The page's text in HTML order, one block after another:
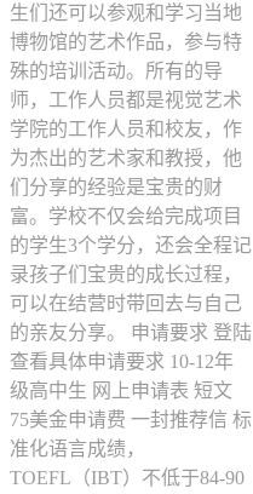
生们还可以参观和学习当地
博物馆的艺术作品，参与特
殊的培训活动。所有的导
师，工作人员都是视觉艺术
学院的工作人员和校友，作
为杰出的艺术家和教授，他
们分享的经验是宝贵的财
富。学校不仅会给完成项目
的学生3个学分，还会全程记
录孩子们宝贵的成长过程，
可以在结营时带回去与自己
的亲友分享。 申请要求 登陆
查看具体申请要求 10-12年
级高中生 网上申请表 短文
75美金申请费 一封推荐信 标
准化语言成绩，
TOEFL（IBT）不低于84-90